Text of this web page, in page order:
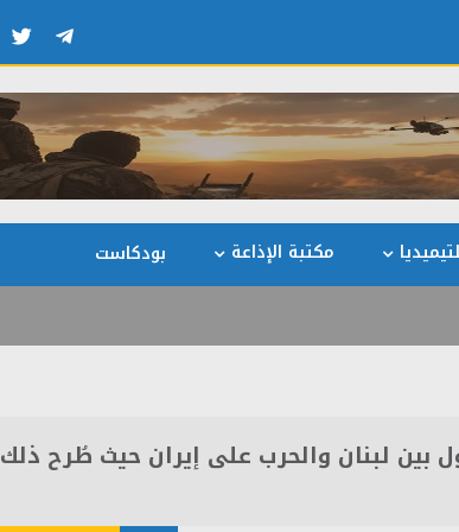
مكتبة الإذاعة بودكاست
بين لبنان والحرب على إيران حيث طُرح ذلك